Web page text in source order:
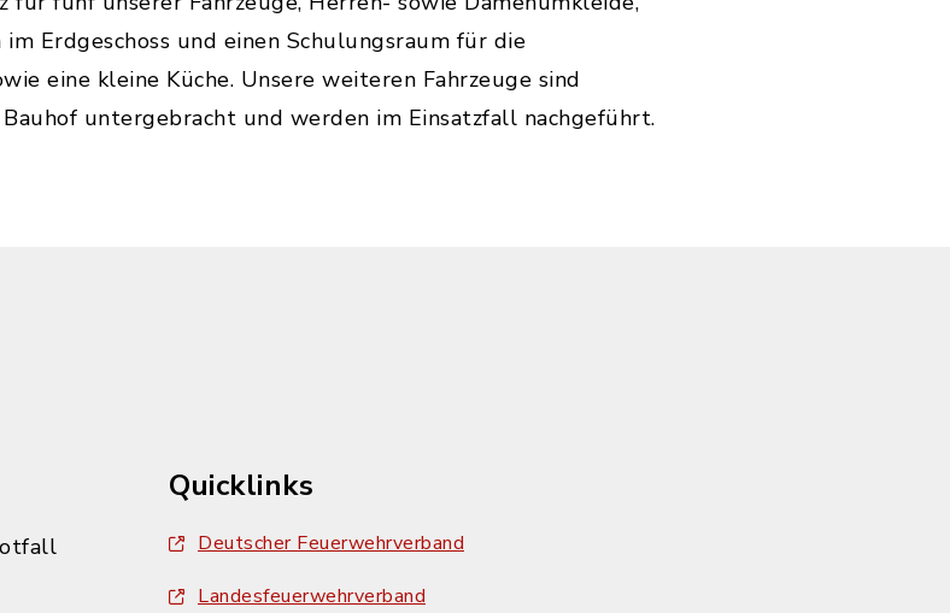
Erdgeschoss und einen Schulungsraum für die
eine kleine Küche. Unsere weiteren Fahrzeuge sind
untergebracht und werden im Einsatzfall nachgeführt.
Quicklinks
Deutscher Feuerwehrverband
Landesfeuerwehrverband